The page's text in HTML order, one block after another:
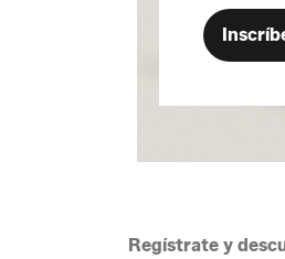
Regístrate y